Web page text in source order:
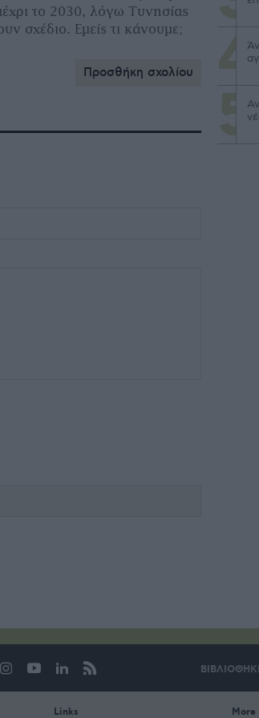
το 2030, λόγω Τυνησίας
σχέδιο. Εμείς τι κάνουμε;
Προσθήκη σχολίου
Links More